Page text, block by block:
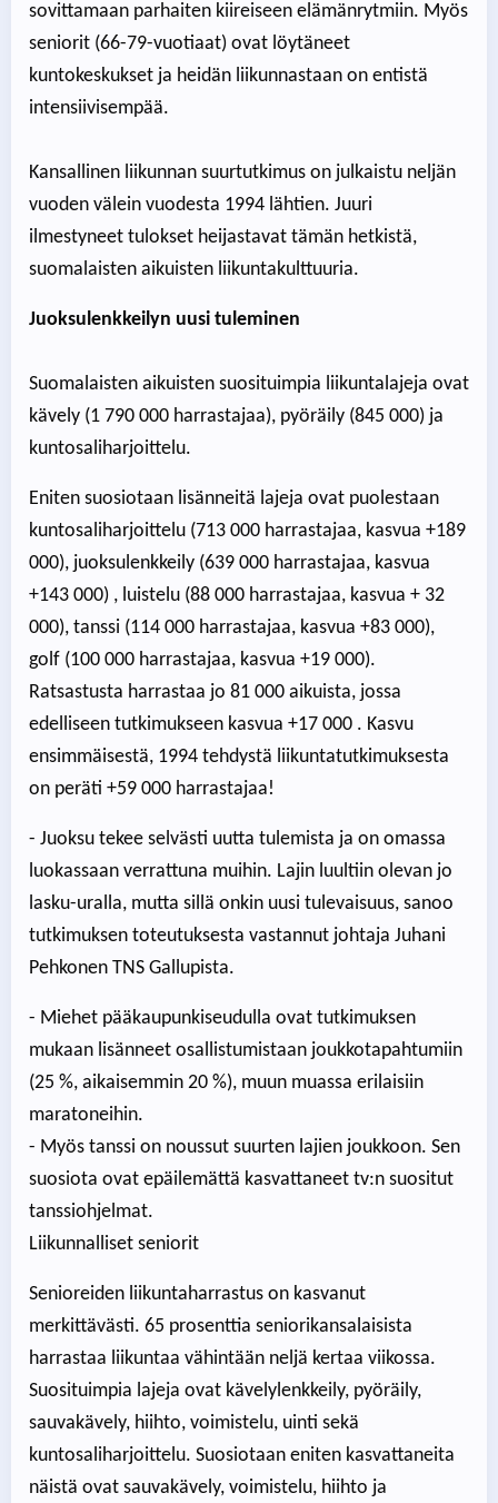
sovittamaan parhaiten kiireiseen elämänrytmiin. Myös
seniorit (66-79-vuotiaat) ovat löytäneet
kuntokeskukset ja heidän liikunnastaan on entistä
intensiivisempää.
Kansallinen liikunnan suurtutkimus on julkaistu neljän
vuoden välein vuodesta 1994 lähtien. Juuri
ilmestyneet tulokset heijastavat tämän hetkistä,
suomalaisten aikuisten liikuntakulttuuria.
Juoksulenkkeilyn uusi tuleminen
Suomalaisten aikuisten suosituimpia liikuntalajeja ovat
kävely (1 790 000 harrastajaa), pyöräily (845 000) ja
kuntosaliharjoittelu.
Eniten suosiotaan lisänneitä lajeja ovat puolestaan
kuntosaliharjoittelu (713 000 harrastajaa, kasvua +189
000), juoksulenkkeily (639 000 harrastajaa, kasvua
+143 000) , luistelu (88 000 harrastajaa, kasvua + 32
000), tanssi (114 000 harrastajaa, kasvua +83 000),
golf (100 000 harrastajaa, kasvua +19 000).
Ratsastusta harrastaa jo 81 000 aikuista, jossa
edelliseen tutkimukseen kasvua +17 000 . Kasvu
ensimmäisestä, 1994 tehdystä liikuntatutkimuksesta
on peräti +59 000 harrastajaa!
- Juoksu tekee selvästi uutta tulemista ja on omassa
luokassaan verrattuna muihin. Lajin luultiin olevan jo
lasku-uralla, mutta sillä onkin uusi tulevaisuus, sanoo
tutkimuksen toteutuksesta vastannut johtaja Juhani
Pehkonen TNS Gallupista.
- Miehet pääkaupunkiseudulla ovat tutkimuksen
mukaan lisänneet osallistumistaan joukkotapahtumiin
(25 %, aikaisemmin 20 %), muun muassa erilaisiin
maratoneihin.
- Myös tanssi on noussut suurten lajien joukkoon. Sen
suosiota ovat epäilemättä kasvattaneet tv:n suositut
tanssiohjelmat.
Liikunnalliset seniorit
Senioreiden liikuntaharrastus on kasvanut
merkittävästi. 65 prosenttia seniorikansalaisista
harrastaa liikuntaa vähintään neljä kertaa viikossa.
Suosituimpia lajeja ovat kävelylenkkeily, pyöräily,
sauvakävely, hiihto, voimistelu, uinti sekä
kuntosaliharjoittelu. Suosiotaan eniten kasvattaneita
näistä ovat sauvakävely, voimistelu, hiihto ja